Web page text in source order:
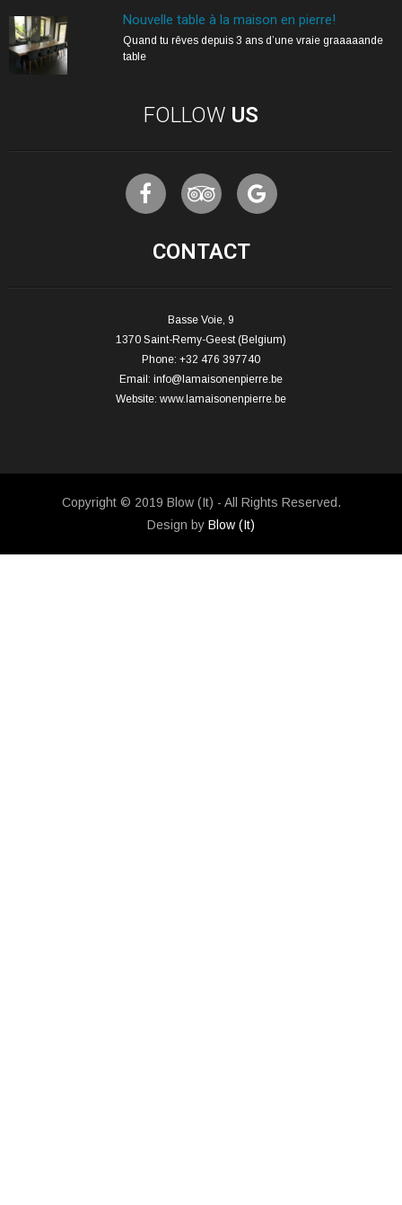
Nouvelle table à la maison en pierre!
Quand tu rêves depuis 3 ans d’une vraie graaaaande
table
FOLLOW US
CONTACT
Basse Voie, 9
1370 Saint-Remy-Geest (Belgium)
Phone: +32 476 397740
Email: info@lamaisonenpierre.be
Website: www.lamaisonenpierre.be
Copyright © 2019 Blow (It) - All Rights Reserved.
Design by Blow (It)